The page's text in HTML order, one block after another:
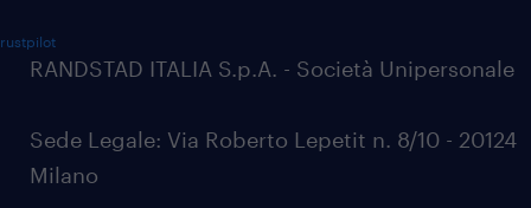
RANDSTAD ITALIA S.p.A. - Società Unipersonale
Sede Legale: Via Roberto Lepetit n. 8/10 - 20124
Milano